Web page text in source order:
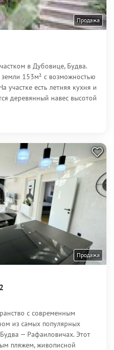
Продажа
в Дубовице, Будва.
153м² с возможностью
участке есть летняя кухня и
деревянный навес высотой
Продажа
2
с современным
из самых популярных
— Рафаиловичах. Этот
пляжем, живописной